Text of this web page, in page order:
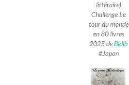
littéraire)
Challenge Le
tour du monde
en 80 livres
2025 deBidib
#Japon